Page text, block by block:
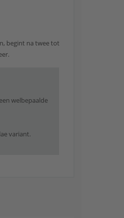
begint na twee tot
welbepaalde
variant.